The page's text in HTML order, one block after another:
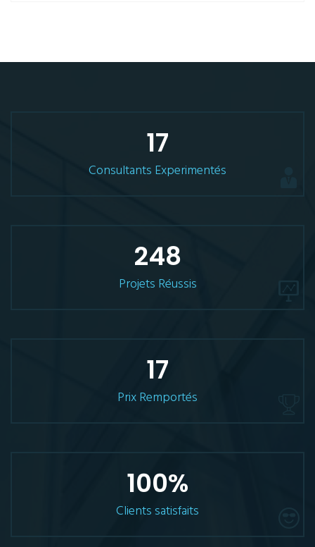
17
Consultants Experimentés
248
Projets Réussis
17
Prix Remportés
100%
Clients satisfaits